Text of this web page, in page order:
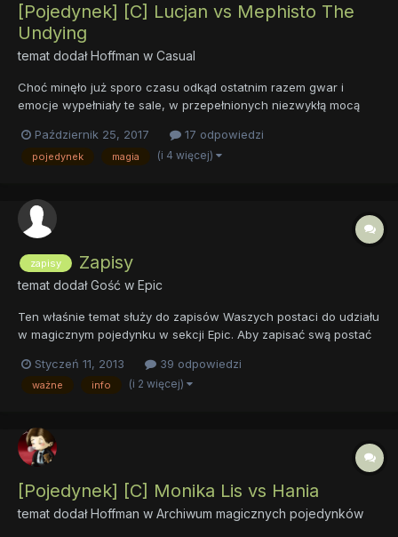
[Pojedynek] [C] Lucjan vs Mephisto The
Undying
temat dodałHoffman w Casual
Choć minęło już sporo czasu odkąd ostatnim razem gwar i
emocje wypełniały te sale, w przepełnionych niezwykłą mocą
który to ostatecznie zawsze przywraca do życia pewne
szczególne miejsca. Tym razem ognie magii rozgrzały do
Październik 25, 2017 17 odpowiedzi
pojedynek magia (i 4 więcej)
zapisy Zapisy
temat dodał Gość w Epic
Ten właśnie temat służy do zapisów Waszych postaci do udziału
w magicznym pojedynku w sekcji Epic. Aby zapisać swą postać
wymogamiobowiązującymi w naszej sekcji, a następnie wypełnić
kartę postaci, której wzór znajduje się poniżej (a także w
Styczeń 11, 2013 39 odpowiedzi
ważne info (i 2 więcej)
[Pojedynek] [C] Monika Lis vs Hania
temat dodałHoffman w Archiwum magicznych pojedynków